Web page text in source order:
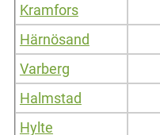
Kramfors
Härnösand
Varberg
Halmstad
Hylte